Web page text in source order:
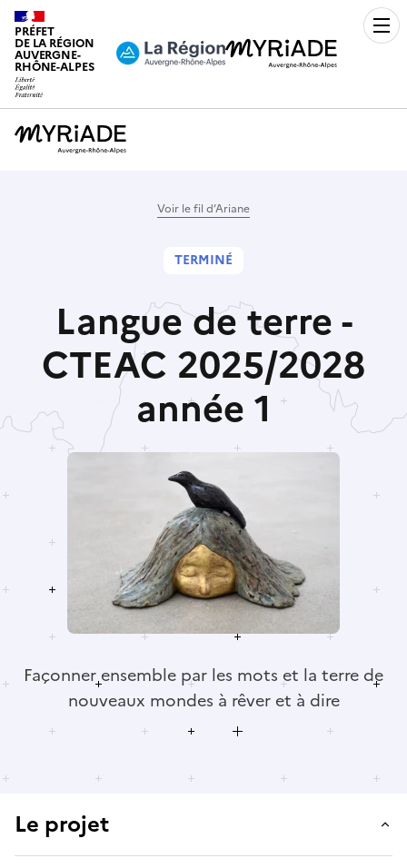
PRÉFET
DE LA RÉGION
AUVERGNE-
RHÔNE-ALPES
Voir le fil d’Ariane
TERMINÉ
Langue de terre -
CTEAC 2025/2028
année 1
Façonner ensemble par les mots et la terre de
nouveaux mondes à rêver et à dire
Le projet